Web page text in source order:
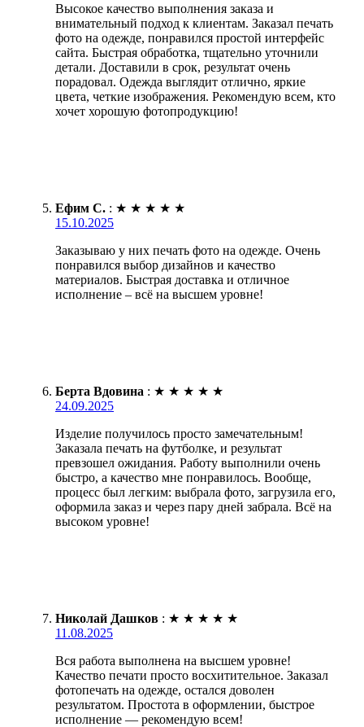
Высокое качество выполнения заказа и
внимательный подход к клиентам. Заказал печать
фото на одежде, понравился простой интерфейс
сайта. Быстрая обработка, тщательно уточнили
детали. Доставили в срок, результат очень
порадовал. Одежда выглядит отлично, яркие
цвета, четкие изображения. Рекомендую всем, кто
хочет хорошую фотопродукцию!
Ефим С. : ★ ★ ★ ★ ★
15.10.2025
Заказываю у них печать фото на одежде. Очень
понравился выбор дизайнов и качество
материалов. Быстрая доставка и отличное
исполнение – всё на высшем уровне!
Берта Вдовина : ★ ★ ★ ★ ★
24.09.2025
Изделие получилось просто замечательным!
Заказала печать на футболке, и результат
превзошел ожидания. Работу выполнили очень
быстро, а качество мне понравилось. Вообще,
процесс был легким: выбрала фото, загрузила его,
оформила заказ и через пару дней забрала. Всё на
высоком уровне!
Николай Дашков : ★ ★ ★ ★ ★
11.08.2025
Вся работа выполнена на высшем уровне!
Качество печати просто восхитительное. Заказал
фотопечать на одежде, остался доволен
результатом. Простота в оформлении, быстрое
исполнение — рекомендую всем!